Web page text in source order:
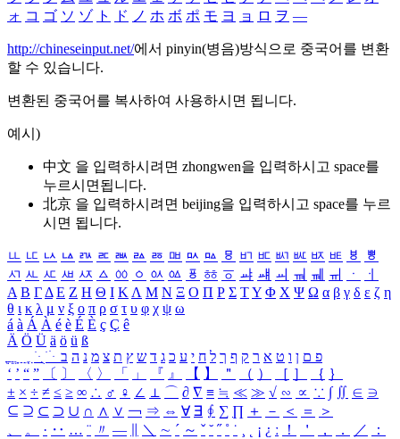
ォ コ ゴ ソ ゾ ト ド ノ ホ ボ ポ モ ヨ ョ ロ ヲ ―
http://chineseinput.net/에서 pinyin(병음)방식으로 중국어를 변환
할 수 있습니다.
변환된 중국어를 복사하여 사용하시면 됩니다.
예시)
中文 을 입력하시려면 zhongwen을 입력하시고 space를
누르시면됩니다.
北京 을 입력하시려면 beijing을 입력하시고 space를 누르
시면 됩니다.
ㅥ ㅦ ㅧ ㅨ ㅩ ㅪ ㅫ ㅬ ㅭ ㅮ ㅯ ㅰ ㅱ ㅲ ㅳ ㅴ ㅵ ㅶ ㅷ ㅸ
ㅹ
ㅺ ㅻ ㅼ ㅽ ㅾ ㅿ ㆀ ㆁ ㆂ ㆃ ㆄ ㆅ ㆆ ㆇ ㆈ ㆉ ㆊ ㆋ ㆌ ㆍ
ㆎ
Α Β ΓΔ Ε Ζ Η Θ Ι ΚΛ Μ Ν Ξ Ο Π Ρ Σ ΤΥ Φ Χ Ψ Ω α β γ δ ε ζ η
θ ι κ λ μ ν ξ ο π ρ σ τ υ φ χ ψ ω
á à Á À é è É È ç Ç ê
Ä Ö Ü ä ö ü ß
ִֶֹ ֻּ ׁׂ פ ם ן ו ט א ר ק ף ך ל ח י ע כ ג ד ש ץ ת צ מ נ ה ב
‘ ’ “ ” 〔 〕 〈 〉 「 」 『 』 【 】 ＂ （ ） ［ ］ ｛ ｝
± × ÷ ≠ ≤ ≥ ∞ ∴ ♂ ♀ ∠ ⊥ ⌒ ∂ ∇ ≡ ≒ ≪ ≫ √ ∽ ∝ ∵ ∫ ∬ ∈ ∋
⊆ ⊇ ⊂ ⊃ ∪ ∩ ∧ ∨ ￢ ⇒ ⇔ ∀ ∃ ∮ ∑ ∏ ＋ － ＜ ＝
＞
、
。 · ‥ … ¨ 〃 ― ＼ ∼ ´ ～ ˇ ˘ ˝ ˚ ˙ ¸ ¡ ¿ ː ！ ＇ ， ． ／
：